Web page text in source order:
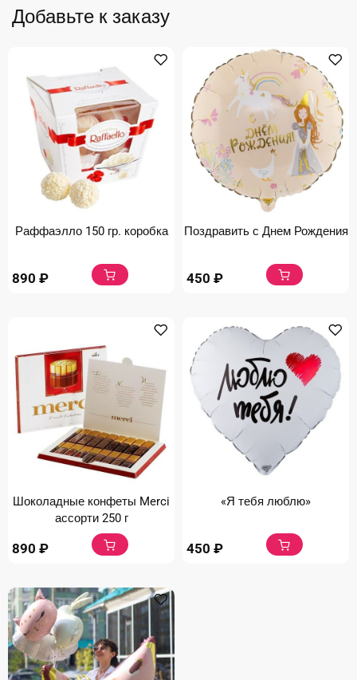
Добавьте к заказу
Раффаэлло 150 гр. коробка
890 ₽
Поздравить с Днем Рождения
450 ₽
Шоколадные конфеты Merci
ассорти 250 г
890 ₽
«Я тебя люблю»
450 ₽